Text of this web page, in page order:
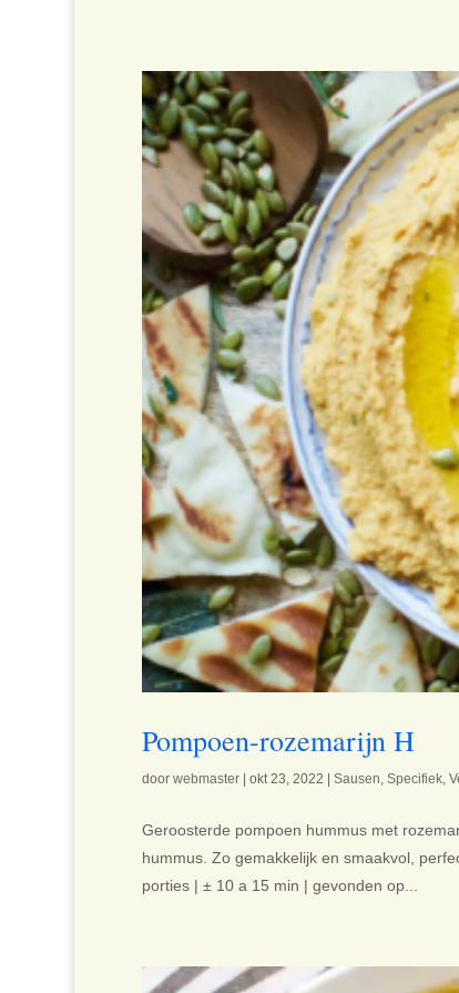
Pompoen-rozemarijn H
door webmaster| okt 23, 2022 | Sausen Specifiek,
Geroosterde pompoen hummus met
hummus. Zo gemakkelijk en smaakvol,
porties | ± 10 a 15 min | gevonden op...